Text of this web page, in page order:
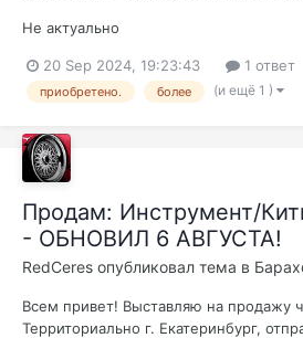
Не актуально
20 Sep 2024, 19:23:43 1 ответ
приобретено. более (и ещё 1 )
Продам: Инструмент/
- ОБНОВИЛ 6 АВГУСТА!
RedCeres опубликовал тема в
Всем привет! Выставляю на продажу
Территориально г. Екатеринбург,